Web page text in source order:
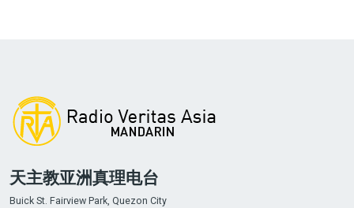
天主教亚洲真理电台
Buick St. Fairview Park, Quezon City